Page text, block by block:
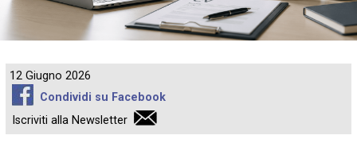
12 Giugno 2026
Condividi su Facebook
Iscriviti alla Newsletter